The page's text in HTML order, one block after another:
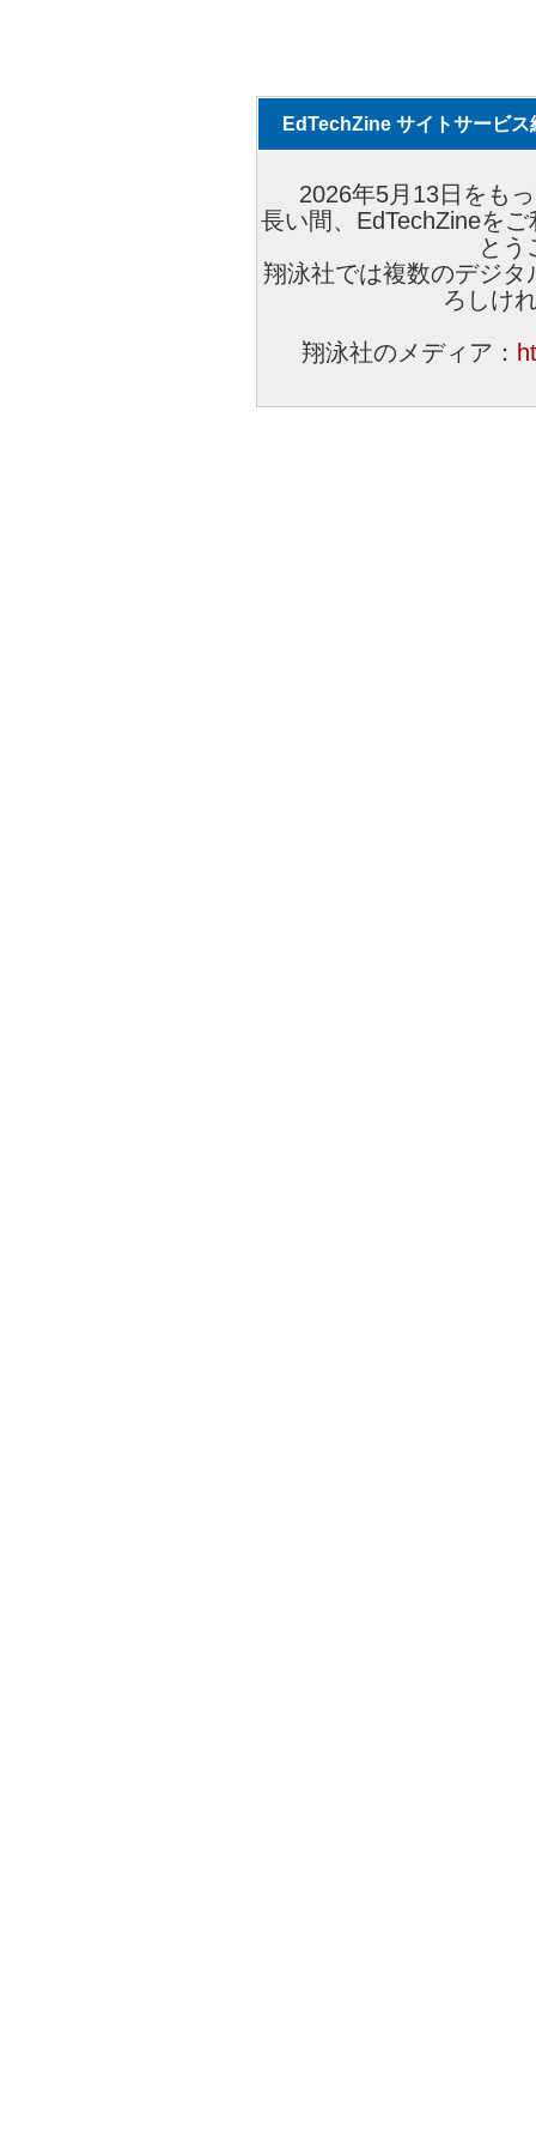
EdTechZine サイトサービス
2026年5月13日をも
長い間、EdTechZineを
とう
翔泳社では複数のデジ
ろしけ
翔泳社のメディア：